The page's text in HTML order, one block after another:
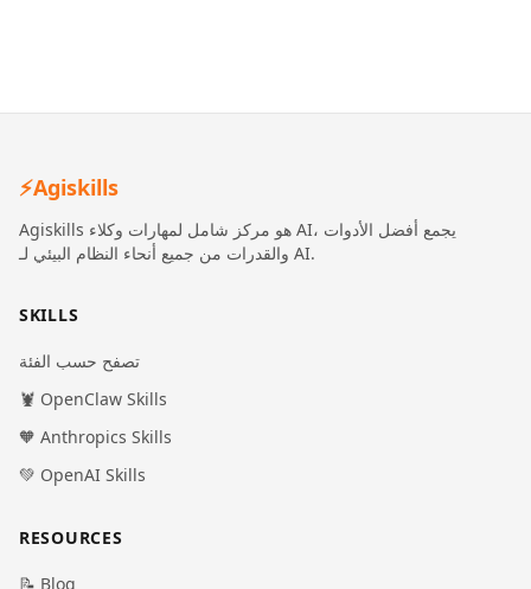
⚡Agiskills
Agiskills هو مركز شامل لمهارات وكلاء AI، يجمع أفضل الأدوات
والقدرات من جميع أنحاء النظام البيئي لـ AI.
SKILLS
تصفح حسب الفئة
🦞 OpenClaw Skills
🧡 Anthropics Skills
💚 OpenAI Skills
RESOURCES
📝 Blog